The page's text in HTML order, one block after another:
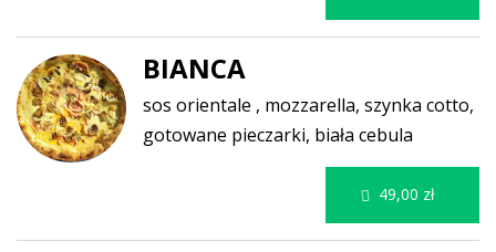
BIANCA
sos orientale , mozzarella, szynka cotto,
gotowane pieczarki, biała cebula